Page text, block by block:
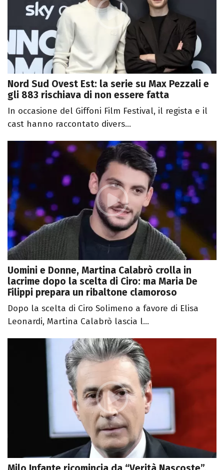
Nord Sud Ovest Est: la serie su Max Pezzali e
gli 883 rischiava di non essere fatta
In occasione del Giffoni Film Festival, il regista e il
cast hanno raccontato divers...
Uomini e Donne, Martina Calabrò crolla in
lacrime dopo la scelta di Ciro: ma Maria De
Filippi prepara un ribaltone clamoroso
Dopo la scelta di Ciro Solimeno a favore di Elisa
Leonardi, Martina Calabrò lascia l...